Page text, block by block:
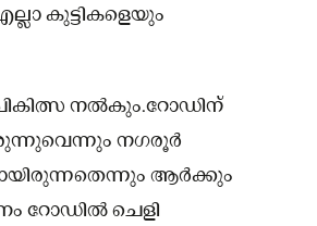
കുട്ടികളെയും
ചികിത്സ നൽകും.റോഡിന്
നഗരൂര്‍
ആര്‍ക്കും
റോഡിൽ ചെളി